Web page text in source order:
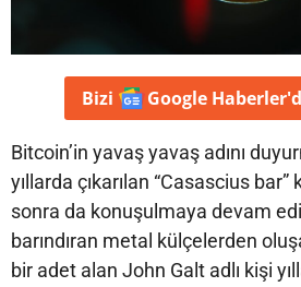
Bizi Google
Bitcoin’in yavaş yavaş adını
yıllarda çıkarılan “Casascius
sonra da konuşulmaya devam
barındıran metal külçelerden
bir adet alan John Galt adlı kişi